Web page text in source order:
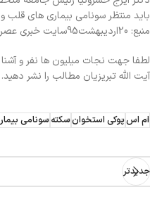
باید منتظر سونامی بیماری های قلب
منبع: 20اردیبهشت95سایت خبری عصر ایران
لطفا جهت نجات ميليون ها نفر و
آیت الله تبریزیان مطالب را نشر دهید.
ام اسپوکی استخوانسکتهسونامی
جدیدتر